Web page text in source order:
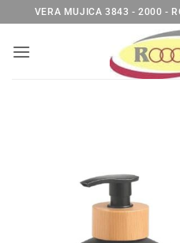
al
contenido
VERA MUJICA 3843 - 2000 -